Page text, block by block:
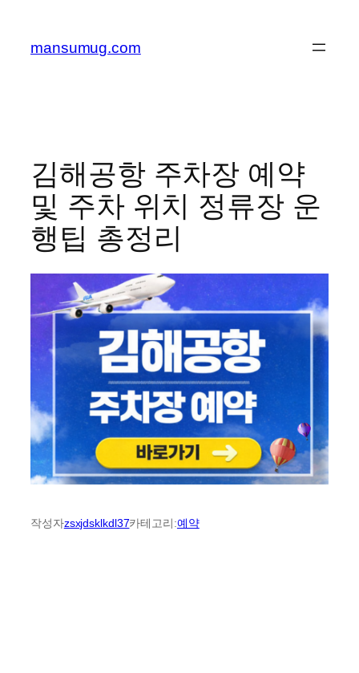
mansumug.com
김해공항 주차장 예약
및 주차 위치 정류장 운
행팁 총정리
작성자zsxjdsklkdl37카테고리:예약